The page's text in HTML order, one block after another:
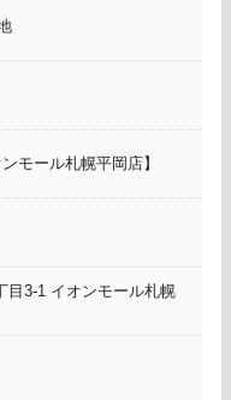
モール札幌平岡店】
目3-1 イオンモール札幌